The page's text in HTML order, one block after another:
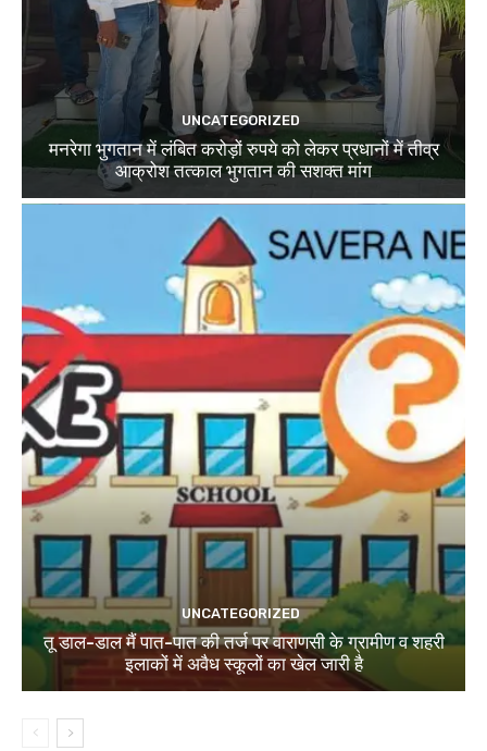
UNCATEGORIZED
मनरेगा भुगतान में लंबित करोड़ों रुपये को लेकर प्रधानों में तीव्र
आक्रोश तत्काल भुगतान की सशक्त मांग
UNCATEGORIZED
तू डाल-डाल मैं पात-पात की तर्ज पर वाराणसी के ग्रामीण व शहरी
इलाकों में अवैध स्कूलों का खेल जारी है